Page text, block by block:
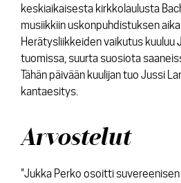
keskiaikaisesta kirkkolaulusta
musiikkiin uskonpuhdistuksen
Herätysliikkeiden vaikutus kuuluu
tuomissa, suurta suosiota
Tähän päivään kuulijan tuo Jussi
kantaesitys.
Arvostelut
"Jukka Perko osoitti